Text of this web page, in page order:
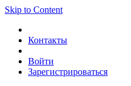
Skip to Content
Контакты
Войти
Зарегистрироваться